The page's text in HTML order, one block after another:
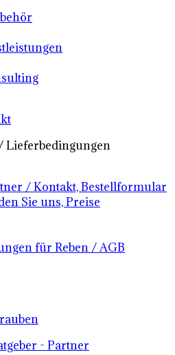
Lieferbedingungen
/ Kontakt, Bestellformular
Sie uns, Preise
für Reben / AGB
- Partner